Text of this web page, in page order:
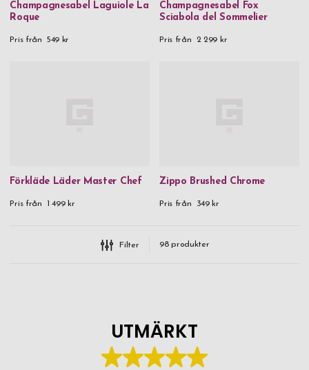
Champagnesabel Laguiole La
Roque
Pris från 549 kr
Champagnesabel Fox
Sciabola del Sommelier
Pris från 2 299 kr
Förkläde Läder Master Chef
Pris från 1 499 kr
Zippo Brushed Chrome
Pris från 349 kr
Filter 98produkter